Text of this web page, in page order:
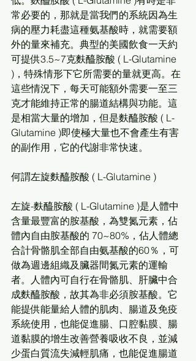
常必要的，那就是當我們的系統因為生
病的壓力耗盡這種氨基酸時，就需要額
外的量來補充。典型的美國飲食一天約
可提供3.5~7克麩醯胺酸 ( L-Glutamine
)，特殊情形下它所需要的量就更高。在
這些情況下，每天可能額外需要一至三
克才能維持正常的腸道結構與功能。這
是相當大量的增加，但是麩醯胺酸 ( L-
Glutamine )即使極大量也不會產生有害
的副作用，它的代謝非常快速。
何謂左旋麩醯胺酸 ( L-Glutamine )
左旋-麩醯胺酸 ( L-Glutamine )是人體中
含量最豐富的胺基酸，為雙氮元素，佔
體內自由胺基酸的 70~80%，佔人體總
合計骨骼肌全部自由氨基酸的60％，可
做為週邊組織及臟器間氮元素的運輸
者。人體內可自行在骨骼肌、肝臟中合
成麩醯胺酸，故其為非必須胺基酸。它
能提供能量給人體的肌肉、腸道及免疫
系統使用，也能促進腸、口腔黏膜、腸
道黏膜的增生改善營養吸收不良，並減
少蛋白質流失減輕肌痛，也能促進腸道